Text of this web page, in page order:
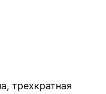
трехкратная